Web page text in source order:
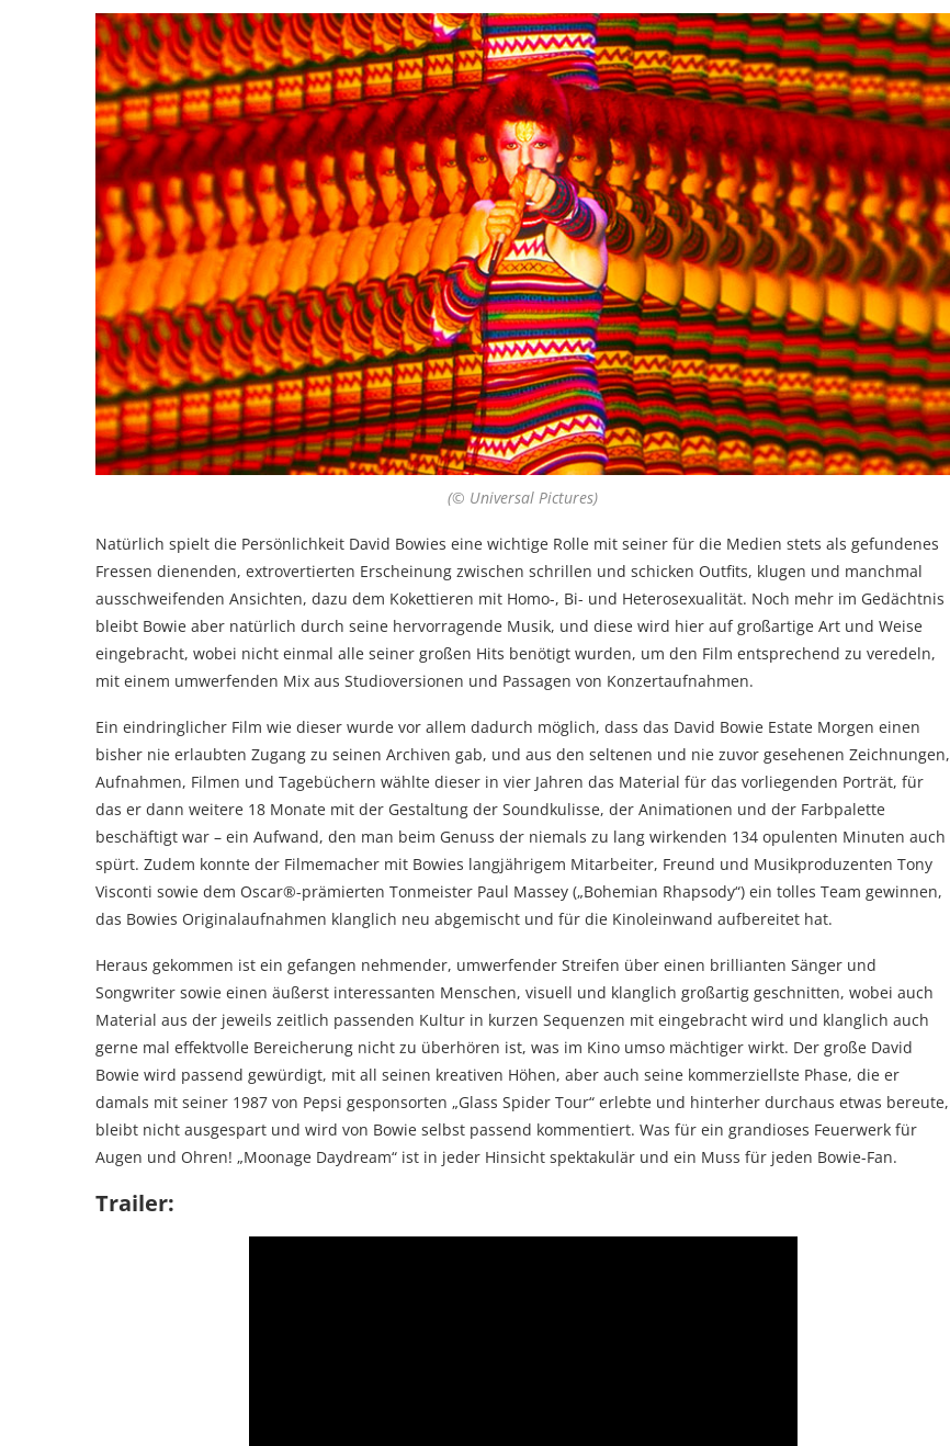
(© Universal Pictures)
Natürlich spielt die Persönlichkeit David Bowies eine wichtige Rolle mit seiner für die Medien stets als gefundenes
Fressen dienenden, extrovertierten Erscheinung zwischen schrillen und schicken Outfits, klugen und manchmal
ausschweifenden Ansichten, dazu dem Kokettieren mit Homo-, Bi- und Heterosexualität. Noch mehr im Gedächtnis
bleibt Bowie aber natürlich durch seine hervorragende Musik, und diese wird hier auf großartige Art und Weise
eingebracht, wobei nicht einmal alle seiner großen Hits benötigt wurden, um den Film entsprechend zu veredeln,
mit einem umwerfenden Mix aus Studioversionen und Passagen von Konzertaufnahmen.
Ein eindringlicher Film wie dieser wurde vor allem dadurch möglich, dass das David Bowie Estate Morgen einen
bisher nie erlaubten Zugang zu seinen Archiven gab, und aus den seltenen und nie zuvor gesehenen Zeichnungen,
Aufnahmen, Filmen und Tagebüchern wählte dieser in vier Jahren das Material für das vorliegenden Porträt, für
das er dann weitere 18 Monate mit der Gestaltung der Soundkulisse, der Animationen und der Farbpalette
beschäftigt war – ein Aufwand, den man beim Genuss der niemals zu lang wirkenden 134 opulenten Minuten auch
spürt. Zudem konnte der Filmemacher mit Bowies langjährigem Mitarbeiter, Freund und Musikproduzenten Tony
Visconti sowie dem Oscar®-prämierten Tonmeister Paul Massey („Bohemian Rhapsody“) ein tolles Team gewinnen,
das Bowies Originalaufnahmen klanglich neu abgemischt und für die Kinoleinwand aufbereitet hat.
Heraus gekommen ist ein gefangen nehmender, umwerfender Streifen über einen brillianten Sänger und
Songwriter sowie einen äußerst interessanten Menschen, visuell und klanglich großartig geschnitten, wobei auch
Material aus der jeweils zeitlich passenden Kultur in kurzen Sequenzen mit eingebracht wird und klanglich auch
gerne mal effektvolle Bereicherung nicht zu überhören ist, was im Kino umso mächtiger wirkt. Der große David
Bowie wird passend gewürdigt, mit all seinen kreativen Höhen, aber auch seine kommerziellste Phase, die er
damals mit seiner 1987 von Pepsi gesponsorten „Glass Spider Tour“ erlebte und hinterher durchaus etwas bereute,
bleibt nicht ausgespart und wird von Bowie selbst passend kommentiert. Was für ein grandioses Feuerwerk für
Augen und Ohren! „Moonage Daydream“ ist in jeder Hinsicht spektakulär und ein Muss für jeden Bowie-Fan.
Trailer: